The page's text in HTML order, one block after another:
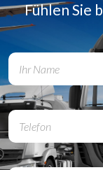
Fühlen Sie